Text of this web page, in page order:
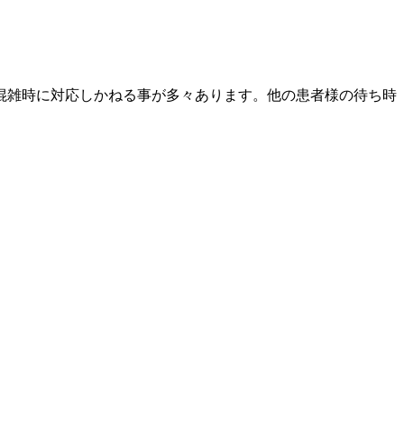
時に対応しかねる事が多々あります。他の患者様の待ち時